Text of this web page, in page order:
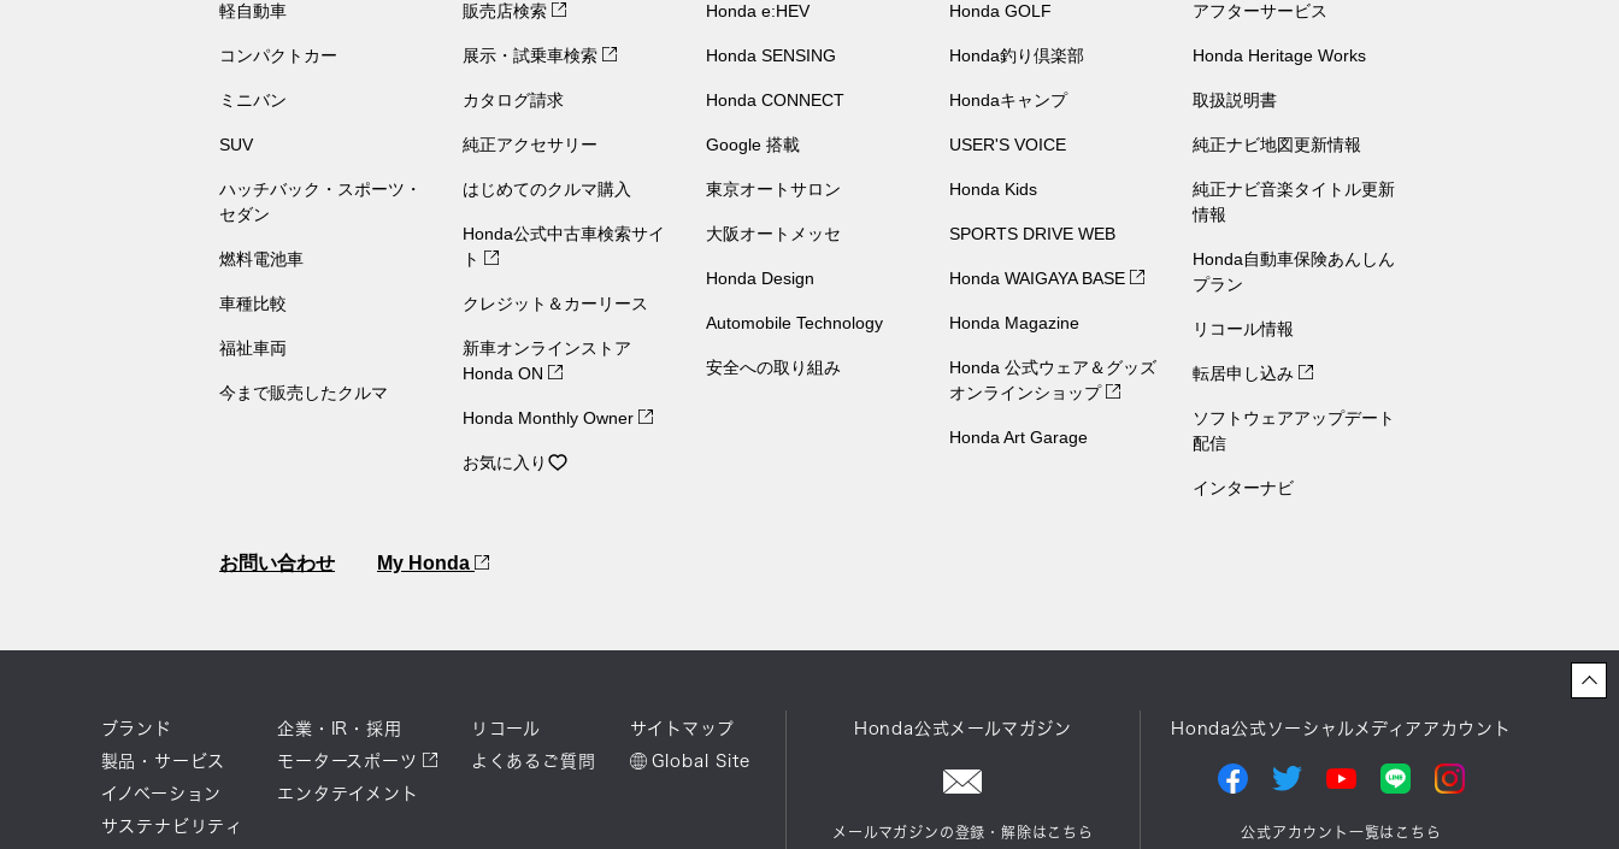
軽自動車
コンパクトカー
ミニバン
SUV
ハッチバック・スポーツ・
セダン
燃料電池車
車種比較
福祉車両
今まで販売したクルマ
販売店検索
展示・試乗車検索
カタログ請求
純正アクセサリー
はじめてのクルマ購入
Honda公式中古車検索サイ
ト
クレジット＆カーリース
新車オンラインストア
Honda ON
Honda Monthly Owner
お気に入り
Honda e:HEV
Honda SENSING
Honda CONNECT
Google 搭載
東京オートサロン
大阪オートメッセ
Honda Design
Automobile Technology
安全への取り組み
Honda GOLF
Honda釣り倶楽部
Hondaキャンプ
USER'S VOICE
Honda Kids
SPORTS DRIVE WEB
Honda WAIGAYA BASE
Honda Magazine
Honda 公式ウェア＆グッズ
オンラインショップ
Honda Art Garage
アフターサービス
Honda Heritage Works
取扱説明書
純正ナビ地図更新情報
純正ナビ音楽タイトル更新
情報
Honda自動車保険あんしん
プラン
リコール情報
転居申し込み
ソフトウェアアップデート
配信
インターナビ
お問い合わせ My Honda
ブランド
製品・サービス
イノベーション
サステナビリティ
企業・IR・採用
モータースポーツ
エンタテイメント
リコール
よくあるご質問
サイトマップ
Global Site
Honda公式メールマガジン
メールマガジンの登録・解除はこちら
Honda公式ソーシャルメディアアカウント
公式アカウント一覧はこちら